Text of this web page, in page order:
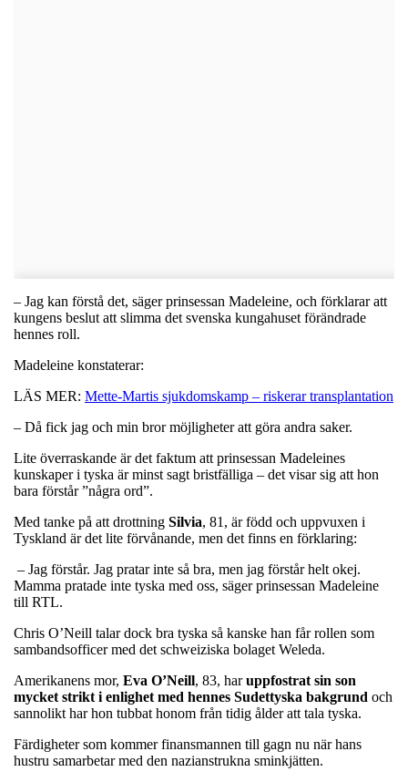
– Jag kan förstå det, säger prinsessan Madeleine, och förklarar att
kungens beslut att slimma det svenska kungahuset förändrade
hennes roll.
Madeleine konstaterar:
LÄS MER: Mette-Martis sjukdomskamp – riskerar transplantation
– Då fick jag och min bror möjligheter att göra andra saker.
Lite överraskande är det faktum att prinsessan Madeleines
kunskaper i tyska är minst sagt bristfälliga – det visar sig att hon
bara förstår ”några ord”.
Med tanke på att drottning Silvia, 81, är född och uppvuxen i
Tyskland är det lite förvånande, men det finns en förklaring:
– Jag förstår. Jag pratar inte så bra, men jag förstår helt okej.
Mamma pratade inte tyska med oss, säger prinsessan Madeleine
till RTL.
Chris O’Neill talar dock bra tyska så kanske han får rollen som
sambandsofficer med det schweiziska bolaget Weleda.
Amerikanens mor, Eva O’Neill, 83, haruppfostrat sin son
mycket strikt i enlighet med hennes Sudettyska bakgrund och
sannolikt har hon tubbat honom från tidig ålder att tala tyska.
Färdigheter som kommer finansmannen till gagn nu när hans
hustru samarbetar med den nazianstrukna sminkjätten.